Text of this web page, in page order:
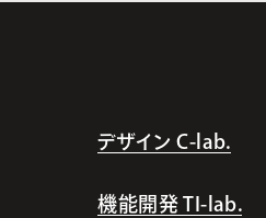
デザイン C-lab.
機能開発 TI-lab.